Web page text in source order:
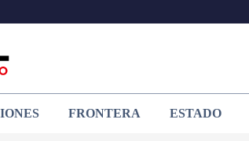
FRONTERA ESTADO